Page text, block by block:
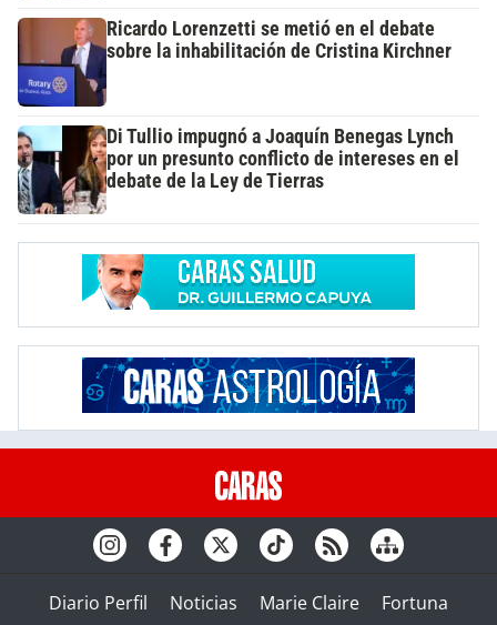
Ricardo Lorenzetti se metió en el debate
sobre la inhabilitación de Cristina Kirchner
Di Tullio impugnó a Joaquín Benegas Lynch
por un presunto conflicto de intereses en el
debate de la Ley de Tierras
Diario Perfil Noticias Marie Claire
Fortuna